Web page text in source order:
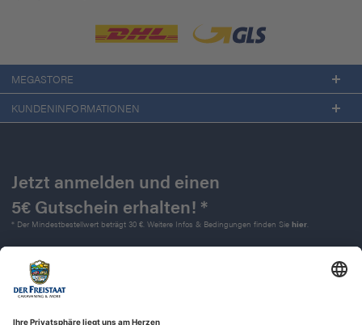
MEGASTORE
KUNDENINFORMATIONEN
Jetzt anmelden und einen
5€ Gutschein erhalten! *
* Der Mindestbestellwert beträgt 30 €. Weitere Infos & Bedingungen finden Sie hier.